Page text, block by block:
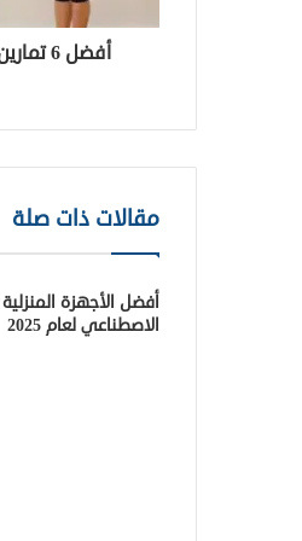
أفضل
مقالات ذات صلة
أفضل الأجهزة المنزلية
الاصطناعي لعام 2025